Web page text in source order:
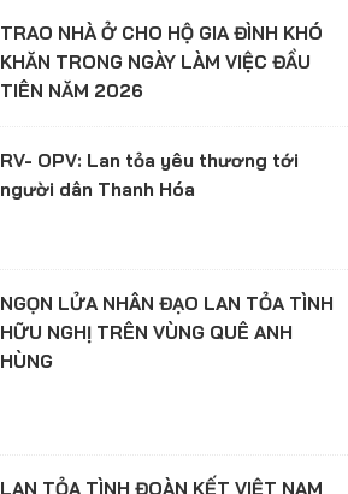
TRAO NHÀ Ở CHO HỘ GIA ĐÌNH KHÓ
KHĂN TRONG NGÀY LÀM VIỆC ĐẦU
TIÊN NĂM 2026
RV- OPV: Lan tỏa yêu thương tới
người dân Thanh Hóa
NGỌN LỬA NHÂN ĐẠO LAN TỎA TÌNH
HỮU NGHỊ TRÊN VÙNG QUÊ ANH
HÙNG
LAN TỎA TÌNH ĐOÀN KẾT VIỆT NAM